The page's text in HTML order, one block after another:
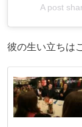
A post
彼の生い立ちは